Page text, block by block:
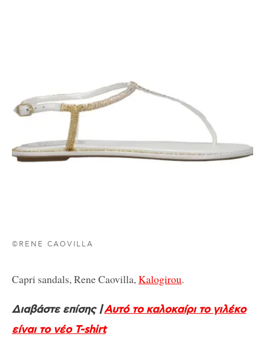
©RENE CAOVILLA
Capri sandals, Rene Caovilla,Kalogirou.
Διαβάστε επίσης |Αυτό το καλοκαίρι το γιλέκο
είναι το νέο T-shirt